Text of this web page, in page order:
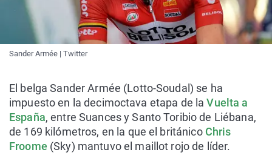
Sander Armée | Twitter
El belga Sander Armée (Lotto-Soudal) se ha
impuesto en la decimoctava etapa de laVuelta a
España, entre Suances y Santo Toribio de Liébana,
de 169 kilómetros, en la que el británico Chris
Froome (Sky) mantuvo el maillot rojo de líder.